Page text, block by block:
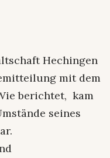
Hechingen
mit dem
berichtet, kam
seines